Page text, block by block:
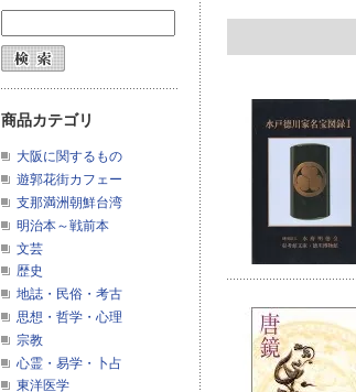
商品カテゴリ
大阪に関するもの
遊郭花街カフェー
支那満洲朝鮮台湾
明治本～戦前本
文芸
歴史
地誌・民俗・考古
思想・哲学・心理
宗教
心霊・易学・卜占
東洋医学